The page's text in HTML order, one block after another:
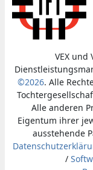
VEX und
©2026. Alle
Alle anderen
Eigentum ihrer
ausstehende
/